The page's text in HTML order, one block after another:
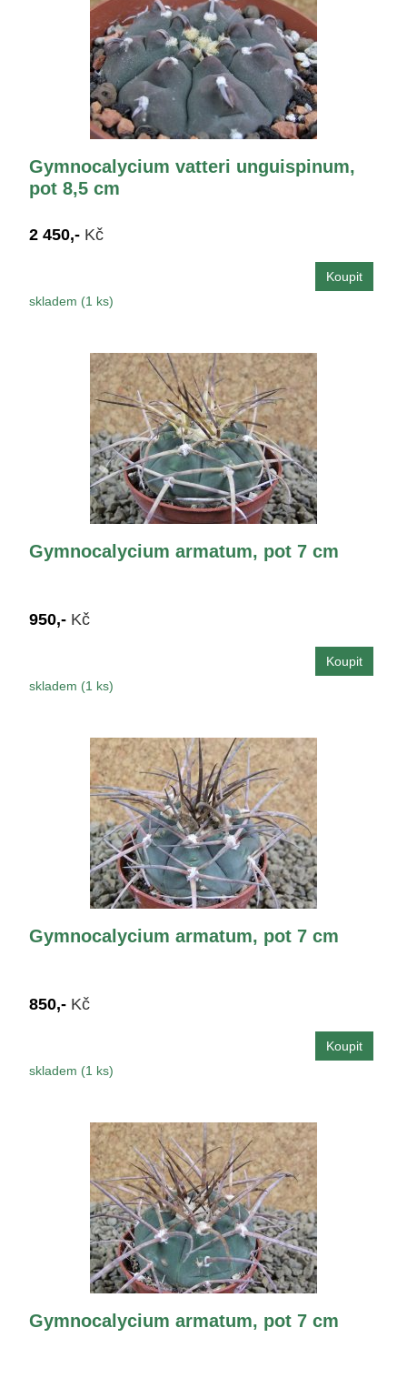
Gymnocalycium vatteri unguispinum,
pot 8,5 cm
2 450,- Kč
skladem (1 ks)
Gymnocalycium armatum, pot 7 cm
950,- Kč
skladem (1 ks)
Gymnocalycium armatum, pot 7 cm
850,- Kč
skladem (1 ks)
Gymnocalycium armatum, pot 7 cm